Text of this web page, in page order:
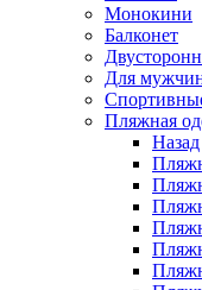
Монокини
Балконет
Для
Пляжная
Назад